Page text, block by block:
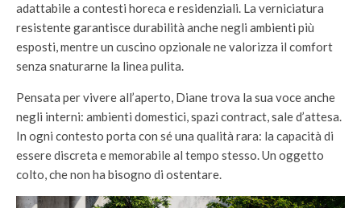
adattabile a contesti horeca e residenziali. La verniciatura
resistente garantisce durabilità anche negli ambienti più
esposti, mentre un cuscino opzionale ne valorizza il comfort
senza snaturarne la linea pulita.
Pensata per vivere all’aperto, Diane trova la sua voce anche
negli interni: ambienti domestici, spazi contract, sale d’attesa.
In ogni contesto porta con sé una qualità rara: la capacità di
essere discreta e memorabile al tempo stesso. Un oggetto
colto, che non ha bisogno di ostentare.